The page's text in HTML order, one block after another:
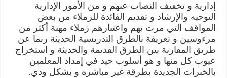
إدارية و تخفيف النصاب عنهم و من الأمور الإدارية
التوجيه والإرشاد و تقديم الفائدة للزملاء من بعض
المواقف التي مرت بهم واعتبارهم زملاء مهنة أكثر من
مرءوسين و تعريفة بالطرق التدريسية الحديثة ربما عن
طريق المقارنة بين الطرق القديمة والحديثة و استخراج
عيوب كل منها و هو أسلوب جيد في إمداد المعلمين
بالخبرات الجديدة بطرقة غير مباشره و بشكل ودي.